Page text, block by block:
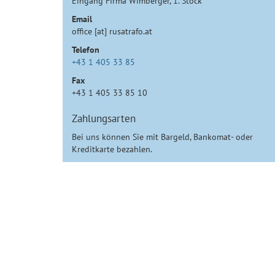
Email
office [at] rusatrafo.at
Telefon
+43 1 405 33 85
Fax
+43 1 405 33 85 10
Zahlungsarten
Bei uns können Sie mit Bargeld, Bankomat- oder
Kreditkarte bezahlen.